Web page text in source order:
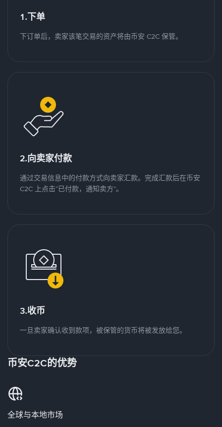
1.下单
下订单后，卖家该笔交易的资产将由币安 C2C 保管。
2.向卖家付款
通过交易信息中的付款方式向卖家汇款。完成汇款后在币安
C2C 上点击“已付款，通知卖方”。
3.收币
一旦卖家确认收到款项，被保管的货币将被发放给您。
币安C2C的优势
全球与本地市场